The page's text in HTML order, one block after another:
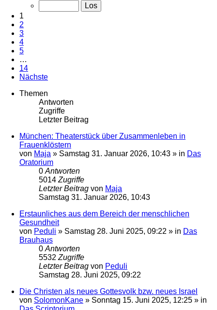
1
2
3
4
5
…
14
Nächste
Themen
Antworten
Zugriffe
Letzter Beitrag
München: Theaterstück über Zusammenleben in
Frauenklöstern
von Maja » Samstag 31. Januar 2026, 10:43 » in Das
Oratorium
0 Antworten
5014 Zugriffe
Letzter Beitrag von Maja
Samstag 31. Januar 2026, 10:43
Erstaunliches aus dem Bereich der menschlichen
Gesundheit
von Peduli » Samstag 28. Juni 2025, 09:22 » in Das
Brauhaus
0 Antworten
5532 Zugriffe
Letzter Beitrag von Peduli
Samstag 28. Juni 2025, 09:22
Die Christen als neues Gottesvolk bzw. neues Israel
von SolomonKane » Sonntag 15. Juni 2025, 12:25 » in